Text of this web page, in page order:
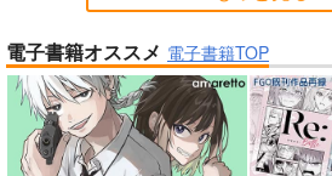
よくある令嬢転生だと思ったのに 5
春夏秋冬代行者 春の舞
電子書籍オススメ 電子書籍TOP